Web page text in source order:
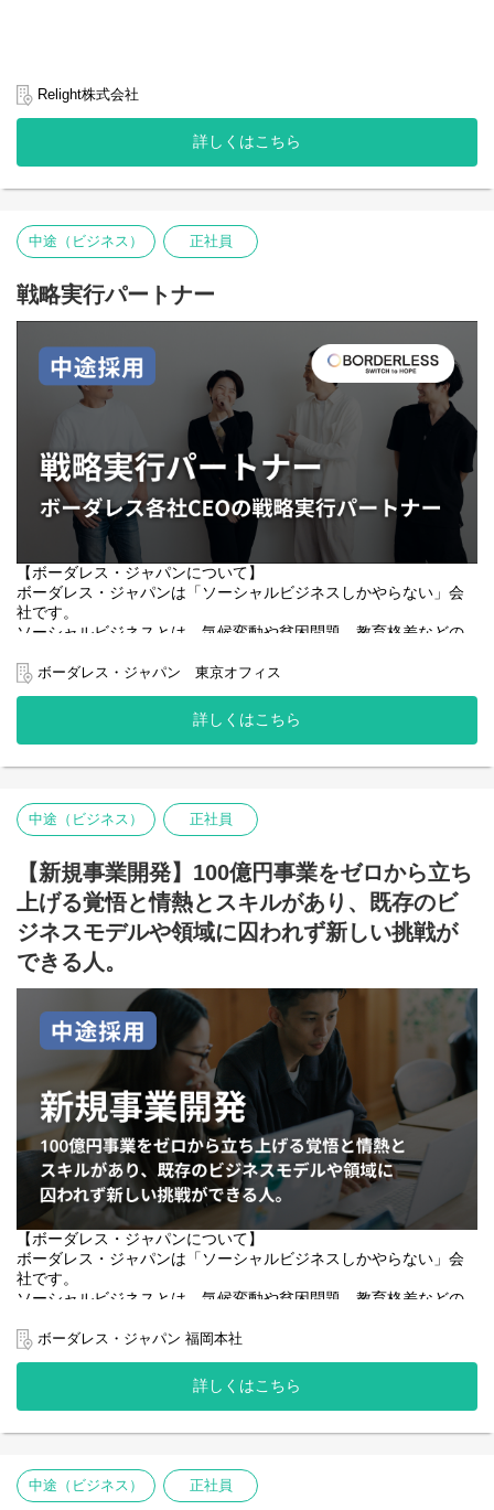
● オペレーション改善（希望者）
・作業フローの見える化
・ミス削減や効率向上のための改善提案
・チームを巻き込んだ改善の実行
・法人向けのアプローチ準備
・回収量を増やすための施策立案・資料作成
・営業チームと連携した活動
ZERO PC事業では、国内小売だけでなく、国内卸販売や海外輸出
のチャネルを持ち、全ての回収品が商品化されます。
ャネルのスタッフは、難民の背景を持つスタッフが働いていま
す。
社内には部門を超えた異動経歴を持つメンバーも多く、幅広い業
務に携わることが可能です。
私たちは「社会課題」に関わる取り組みに限って、RICEメディア
で紹介したり、依頼者のオウンドメディアを立ち上げたりと、シ
ョート動画を使ったPR支援を承っています。
担当者にRICEメディアを知ってもらうことで、社会課題の現状や
取り組み注目が集まるきっかけをもっと作っていきたい。
ショート動画やインフルエンサーの力があれば、社会課題への取
ます。
【職務内容】
RICEメディアが提供するサービス「RICEメディアとのタイアップ
動画制作」、「RICEメディアによるショート動画メディアの立ち
上げ」などを、社会課題に取り組む企業や自治体にご提案いただ
きます。
社会課題に取り組む団体の悩みや展望にあわせて「どうすればも
っと活動が広がるか」を考え、提案し、商談の機会をいただく仕
事です。
具体的な内容は下記（一例）です。
・ターゲットセグメントの仮説検証（業界・企業のリサーチ）
・法人へのアプローチ（メール・DM・SNS等、手法は自由）
※提案・クロージングは代表が担当します
Relight株式会社
詳しくはこちら
中途（ビジネス） 正社員
戦略実行パートナー
【ボーダレス・ジャパンについて】
ボーダレス・ジャパンは「ソーシャルビジネスしかやらない」会
社です。
ソーシャルビジネスとは、気候変動や貧困問題、教育格差などの
するビジネスのことを指します。現在は、14カ国で50の事業を展
2023年10月には、社会課題解決を次のステージに進めるべくボー
ダレスが目指す社会や存在意義を示すパーパス「SWITCH to
HOPE 社会の課題を、みんなの希望へ変えていく。」を制定しま
人々との新たな関わり方も構築しています。
【会社概要】
・株式会社ボーダレス・ジャパン
・設立：2007年3月
・代表：田口 一成
・グループ総メンバー数：1,580名 (役員含む、2024年3月1日時
＜福岡本社＞
TEL : 092-791-4120
福岡県福岡市中央区天神3-1-1 天神フタタビル4F
ソーシャルベンチャーPARK福岡
＜東京オフィス＞
TEL : 03-5227-6980
〒162-0843
東京都新宿区市谷田町2-17 八重洲市谷ビル10F
＜福岡多の津オフィス＞
TEL : 092-292-5791
〒813-0034
福岡県福岡市東区多の津4-14-1
◇公式サイトを見る：
https://www.borderless-japan.com/
japan.com/fellow/70807/
ード」にまで押し上げるために、何ができるか。ソーシャルビジ
ネス界のリクルート、ソフトバンク、楽天のようなメガソーシャ
ボーダレス・ジャパン 東京オフィス
詳しくはこちら
中途（ビジネス） 正社員
【新規事業開発】100億円事業をゼロから立ち
上げる覚悟と情熱とスキルがあり、既存のビ
ジネスモデルや領域に囚われず新しい挑戦が
できる人。
【ボーダレス・ジャパンについて】
ボーダレス・ジャパンは「ソーシャルビジネスしかやらない」会
社です。
ソーシャルビジネスとは、気候変動や貧困問題、教育格差などの
するビジネスのことを指します。現在は、13カ国で50の事業を展
開しており、2024年度の売上高は100億円を突破しました。
2023年10月には、社会課題解決を次のステージに進めるべくボー
ダレスが目指す社会や存在意義を示すパーパス「SWITCH to
HOPE 社会の課題を、みんなの希望へ変えていく。」を制定しま
人々との新たな関わり方も構築しています。
ボーダレス・ジャパン 福岡本社
詳しくはこちら
中途（ビジネス） 正社員